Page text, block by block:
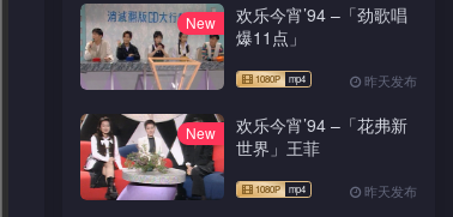
New
欢乐今宵’94 –「劲歌唱
爆11点」
昨天发布
New
欢乐今宵’94 –「花弗新
世界」王菲
昨天发布